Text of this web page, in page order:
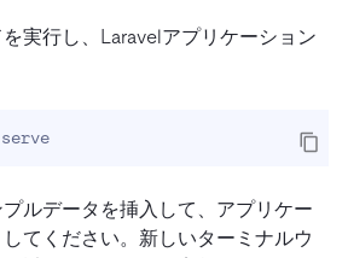
実行し、Laravelアプリケーション
ルデータを挿入して、アプリケー
てください。新しいターミナルウ